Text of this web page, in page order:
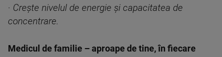
· Crește nivelul de energie și capacitatea de
concentrare.
Medicul de familie – aproape de tine, în fiecare